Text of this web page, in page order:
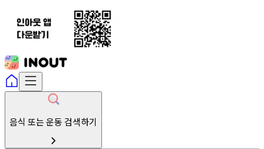
음식 또는 운동 검색하기